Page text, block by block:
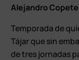
Alejandro
Temporada de
Tájar que sin
de tres jornadas